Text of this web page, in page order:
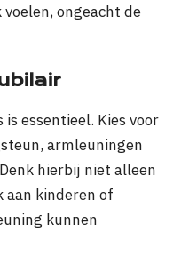
ongeacht de
essentieel. Kies voor
armleuningen
hierbij niet alleen
aan kinderen of
kunnen